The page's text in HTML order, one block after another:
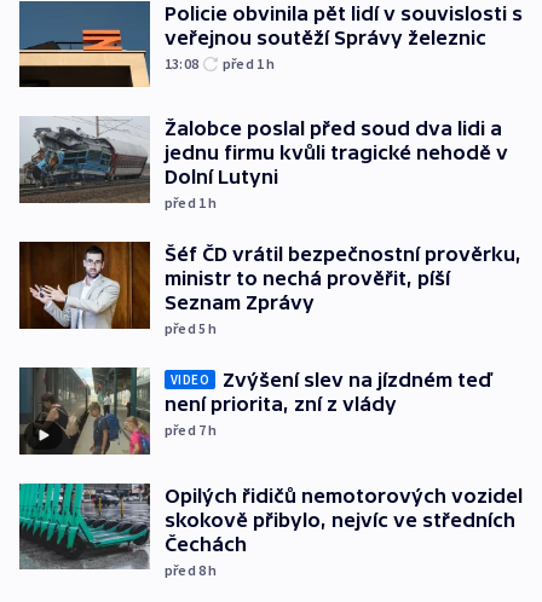
Policie obvinila pět lidí v souvislosti s
veřejnou soutěží Správy železnic
13:08 před 1h
Žalobce poslal před soud dva lidi a
jednu firmu kvůli tragické nehodě v
Dolní Lutyni
před 1h
Šéf ČD vrátil bezpečnostní prověrku,
ministr to nechá prověřit, píší
Seznam Zprávy
před 5h
VIDEO
Zvýšení slev na jízdném teď
není priorita, zní z vlády
před 7h
Opilých řidičů nemotorových vozidel
skokově přibylo, nejvíc ve středních
Čechách
před 8h